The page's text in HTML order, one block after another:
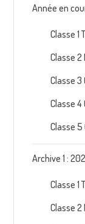
Année en
Classe 1
Classe 2
Classe 3
Classe 4
Classe 5
Archive 1 :
Classe 1
Classe 2